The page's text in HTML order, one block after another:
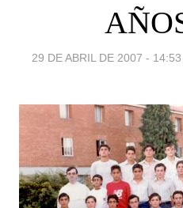
29 DE ABRIL DE 2007 - 14:53